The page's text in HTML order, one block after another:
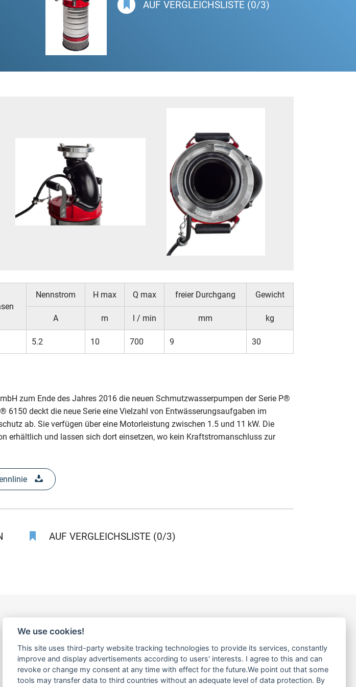
AUF VERGLEICHSLISTE (0/3)
Nennstrom H max Q max freier Durchgang Gewicht
A m l / min mm kg
5.2 10 700 9 30
zum Ende des Jahres 2016 die neuen Schmutzwasserpumpen der Serie P®
deckt die neue Serie eine Vielzahl von Entwässerungsaufgaben im
ab. Sie verfügen über eine Motorleistung zwischen 1.5 und 11 kW. Die
erhältlich und lassen sich dort einsetzen, wo kein Kraftstromanschluss zur
AUF VERGLEICHSLISTE (0/3)
BAUPUMPEN
FÜR SCHMUTZWASSER
FÜR SCHLAMMWASSER
FÜR ABWASSER
ÜBER UNS
PRODUKTE
SERVICE
We use cookies!
This site uses third-party website tracking technologies to provide its services, constantly
improve and display advertisements according to users' interests. I agree to this and can
revoke or change my consent at any time with effect for the future.We point out that some
tools may transfer data to third countries without an adequate level of data protection. By